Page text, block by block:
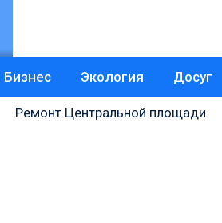
Бизнес Экология Досуг
Ремонт Центральной площади